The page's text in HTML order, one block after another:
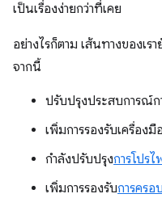
เป็นเรื่องง่ายกว่าที่เคย
อย่างไรก็ตาม เส้นทางของเร
จากนี้
ปรับปรุงประสบการณ์
เพิ่มการรองรับเครื่อง
กำลังปรับปรุงการโปรไ
เพิ่มการรองรับการครอ